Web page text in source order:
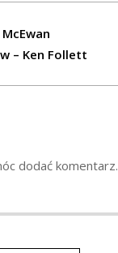
– Ken Follett
dodać komentarz.